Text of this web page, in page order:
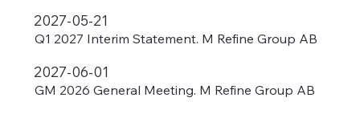
Q1 2027 Interim Statement. M Refine Group AB
2027-05-21
GM 2026 General Meeting. M Refine Group AB
2027-06-01